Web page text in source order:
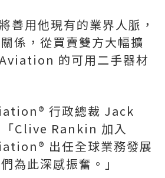
善用他現有的業界人脈，
係，從買賣雙方大幅擴
的可用二手器材
行政總裁 Jack
Clive Rankin 加入
出任全球業務發展
為此深感振奮。」